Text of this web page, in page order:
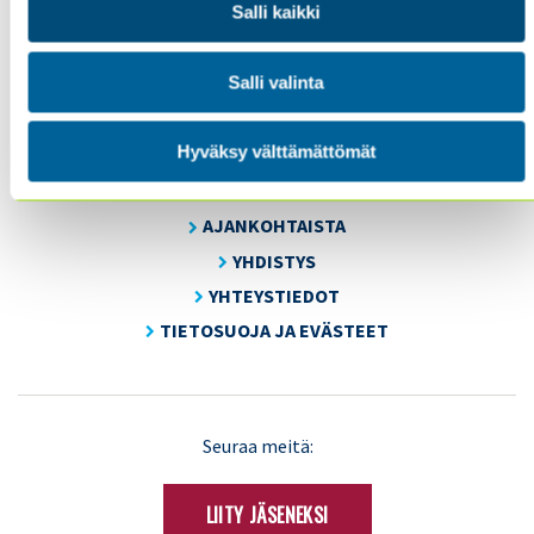
Salli kaikki
Salli valinta
Hyväksy välttämättömät
Energiakuja 3
FI 00180 Helsinki
Tel. +358 (0)50 505 6669
SISÄINEN TARKASTUS
AJANKOHTAISTA
YHDISTYS
YHTEYSTIEDOT
TIETOSUOJA JA EVÄSTEET
Seuraa meitä:
LIITY JÄSENEKSI